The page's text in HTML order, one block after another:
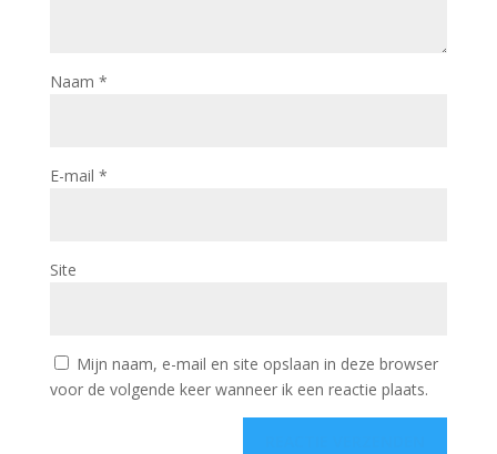
Naam *
E-mail *
Site
Mijn naam, e-mail en site opslaan in deze browser
voor de volgende keer wanneer ik een reactie plaats.